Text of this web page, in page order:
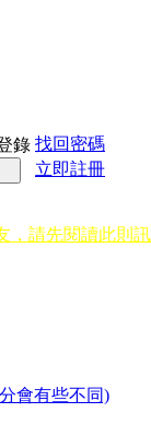
錄 找回密碼
立即註冊
，請先閱讀此則
會有些不同)